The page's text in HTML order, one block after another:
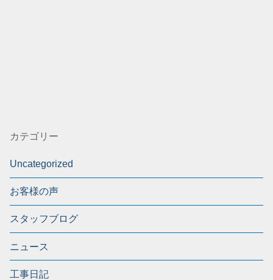
カテゴリー
Uncategorized
お客様の声
スタッフブログ
ニュース
工事日記